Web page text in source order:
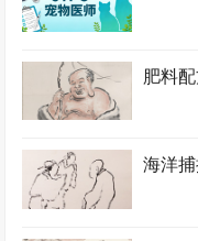
肥料
海洋